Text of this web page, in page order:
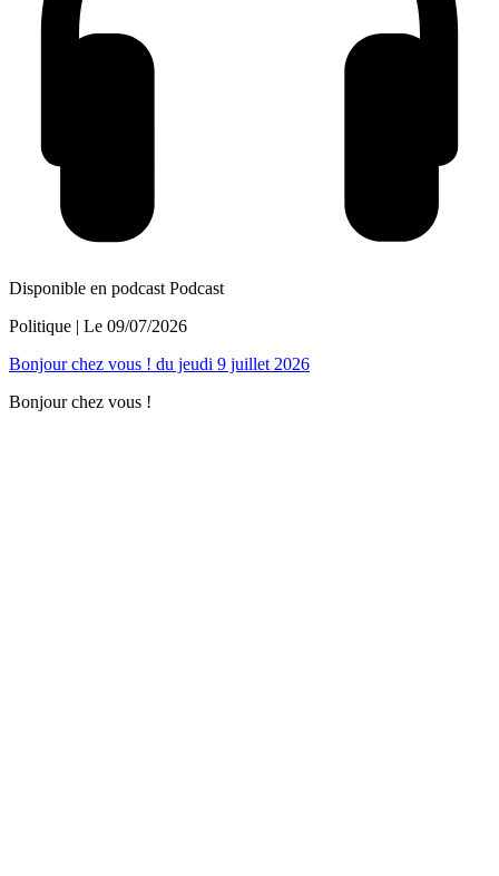
Disponible en podcast Podcast
Politique | Le 09/07/2026
Bonjour chez vous ! du jeudi 9 juillet 2026
Bonjour chez vous !